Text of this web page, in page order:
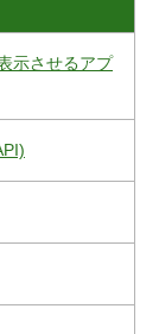
示させるアプ